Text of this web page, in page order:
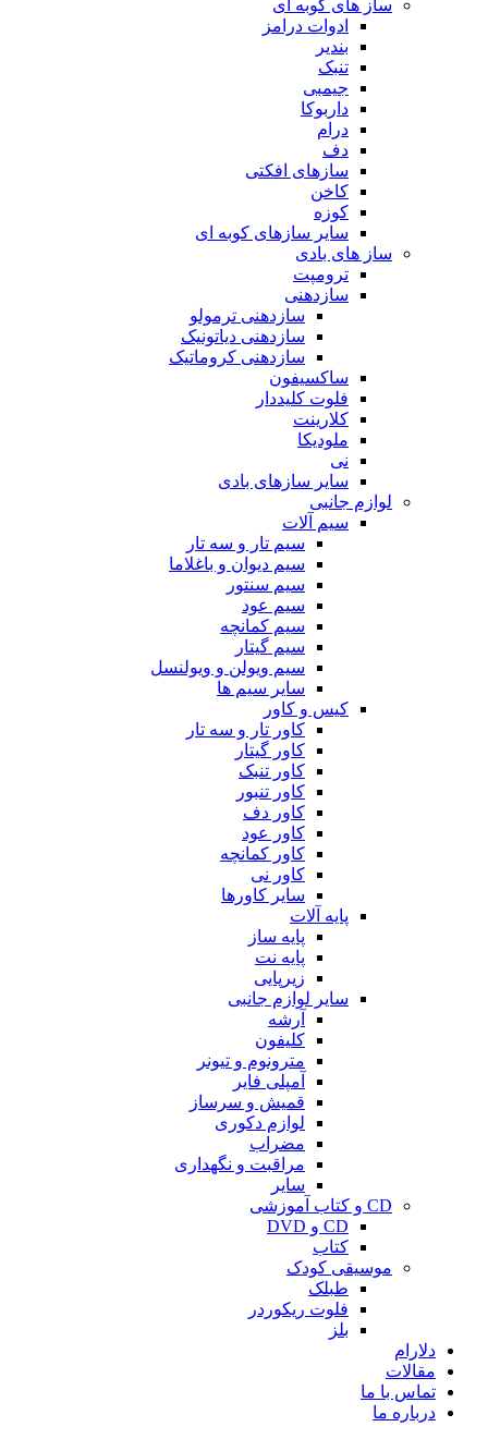
ساز های کوبه ای
ادوات درامز
بندیر
تنبک
جیمبی
داربوکا
درام
دف
سازهای افکتی
کاخن
کوزه
سایر سازهای کوبه ای
ساز های بادی
ترومپت
سازدهنی
سازدهنی ترمولو
سازدهنی دیاتونیک
سازدهنی کروماتیک
ساکسیفون
فلوت کلیددار
کلارینت
ملودیکا
نی
سایر سازهای بادی
لوازم جانبی
سیم آلات
سیم تار و سه تار
سیم دیوان و باغلاما
سیم سنتور
سیم عود
سیم کمانچه
سیم گیتار
سیم ویولن و ویولنسل
سایر سیم ها
کیس و کاور
کاور تار و سه تار
کاور گیتار
کاور تنبک
کاور تنبور
کاور دف
کاور عود
کاور کمانچه
کاور نی
سایر کاورها
پایه آلات
پایه ساز
پایه نت
زیرپایی
سایر لوازم جانبی
آرشه
کلیفون
مترونوم و تیونر
آمپلی فایر
قمیش و سرساز
لوازم دکوری
مضراب
مراقبت و نگهداری
سایر
CD و کتاب آموزشی
CD و DVD
کتاب
موسیقی کودک
طبلک
فلوت ریکوردر
بلز
دلارام
مقالات
تماس با ما
درباره ما